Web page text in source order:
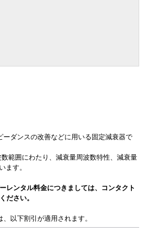
ーダンスの改善などに用いる固定減衰器で
範囲にわたり、減衰量周波数特性、減衰量
ます。
レンタル料金につきましては、コンタクト
ださい。
以下割引が適用されます。